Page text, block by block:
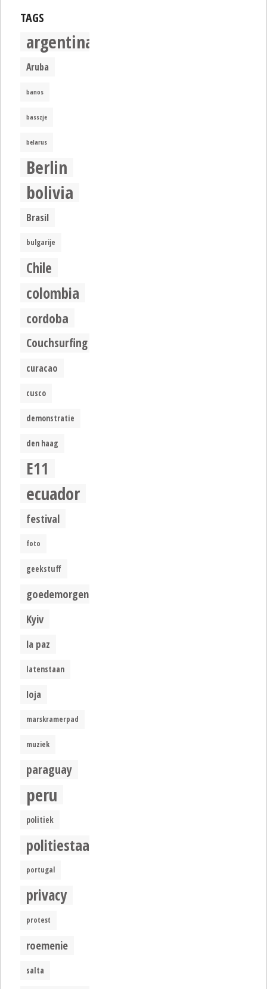
TAGS
argentina
Aruba
banos
basszje
belarus
Berlin
bolivia
Brasil
bulgarije
Chile
colombia
cordoba
Couchsurfing
curacao
cusco
demonstratie
den haag
E11
ecuador
festival
foto
geekstuff
goedemorgen
Kyiv
la paz
latenstaan
loja
marskramerpad
muziek
paraguay
peru
politiek
politiestaat
portugal
privacy
protest
roemenie
salta